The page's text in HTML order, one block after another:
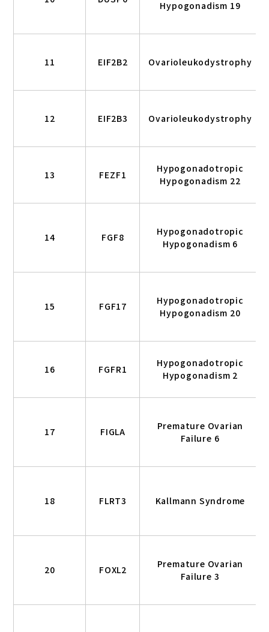
Hypogonadism 19
11 EIF2B2 Ovarioleukodystrophy
12 EIF2B3 Ovarioleukodystrophy
13 FEZF1
Hypogonadotropic
Hypogonadism 22
14 FGF8
Hypogonadotropic
Hypogonadism 6
15 FGF17
Hypogonadotropic
Hypogonadism 20
16 FGFR1
Hypogonadotropic
Hypogonadism 2
17 FIGLA
Premature Ovarian
Failure 6
18 FLRT3 Kallmann Syndrome
20 FOXL2
Premature Ovarian
Failure 3